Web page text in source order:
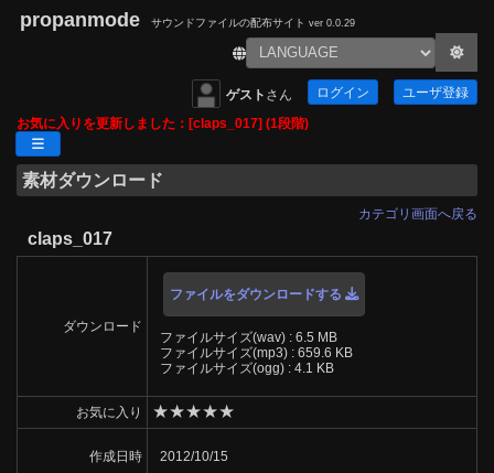
propanmode サウンドファイルの配布サイト ver 0.0.29
ゲスト さん ログイン ユーザ登録
お気に入りを更新しました：[claps_017] (1段階)
素材ダウンロード
カテゴリ画面へ戻る
claps_017
ダウンロード
ファイルをダウンロードする
ファイルサイズ(wav) : 6.5 MB
ファイルサイズ(mp3) : 659.6 KB
ファイルサイズ(ogg) : 4.1 KB
お気に入り ★★★★★
作成日時 2012/10/15